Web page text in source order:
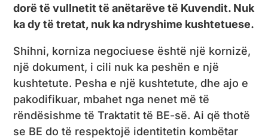
dorë të vullnetit të anëtarëve të Kuvendit. Nuk
ka dy të tretat, nuk ka ndryshime kushtetuese.
Shihni, korniza negociuese është një kornizë,
një dokument, i cili nuk ka peshën e një
kushtetute. Pesha e një kushtetute, dhe ajo e
pakodifikuar, mbahet nga nenet më të
rëndësishme të Traktatit të BE-së. Ai që thotë
se BE do të respektojë identitetin kombëtar